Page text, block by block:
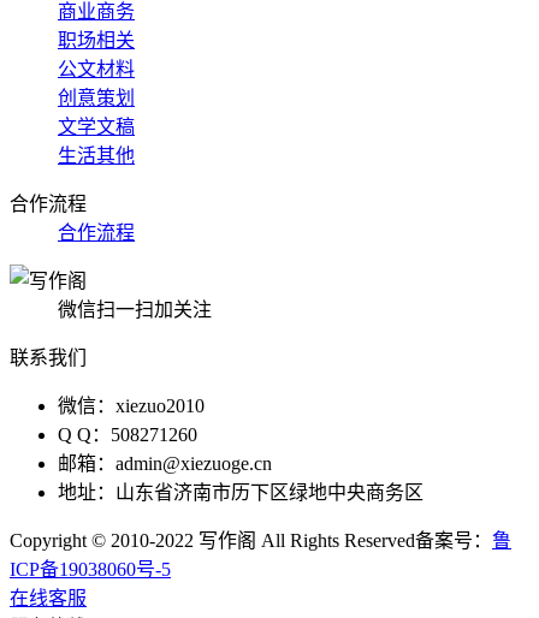
商业商务
职场相关
公文材料
创意策划
文学文稿
生活其他
合作流程
合作流程
微信扫一扫加关注
联系我们
微信：xiezuo2010
Q Q：508271260
邮箱：admin@xiezuoge.cn
地址：山东省济南市历下区绿地中央商务区
Copyright © 2010-2022 写作阁 All Rights Reserved备案号： 鲁
ICP备19038060号-5
在线客服